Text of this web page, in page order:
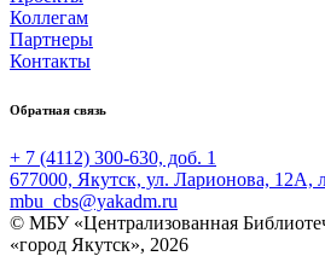
Коллегам
Партнеры
Контакты
Обратная связь
+ 7 (4112) 300-630, доб. 1
677000, Якутск, ул. Ларионова, 12А,
mbu_cbs@yakadm.ru
© МБУ «Централизованная
«город Якутск», 2026